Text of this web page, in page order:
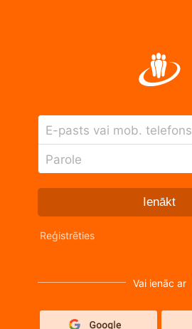
E-pasts vai mob. telefons
Parole
Ienākt
Reģistrēties
Vai ienāc ar